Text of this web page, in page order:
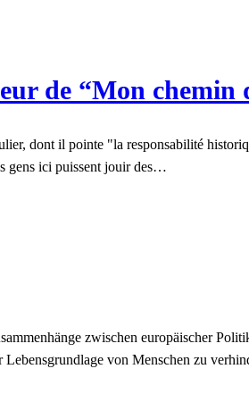
de “Mon chemin
dont il pointe "la responsabilité
gens ici puissent jouir des…
zwischen europäischer
von Menschen zu